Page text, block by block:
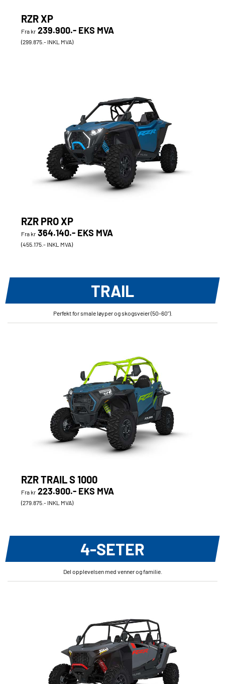
RZR XP
Fra kr 239.900.- EKS MVA
(299.875.- INKL MVA)
RZR PRO XP
Fra kr 364.140.- EKS MVA
(455.175.- INKL MVA)
TRAIL
Perfekt for smale løyper og skogsveier (50-60").
RZR TRAIL S 1000
Fra kr 223.900.- EKS MVA
(279.875.- INKL MVA)
4-SETER
Del opplevelsen med venner og familie.